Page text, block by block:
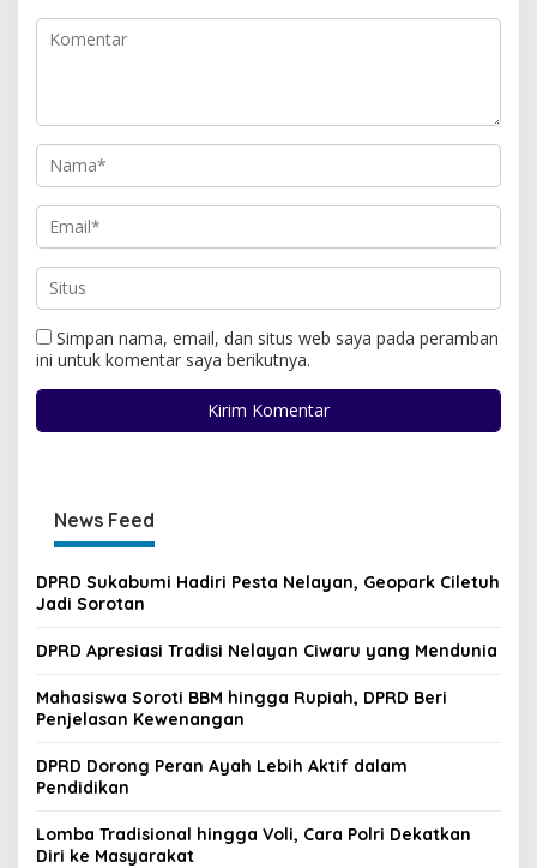
Simpan nama, email, dan situs web saya pada peramban
ini untuk komentar saya berikutnya.
News Feed
DPRD Sukabumi Hadiri Pesta Nelayan, Geopark Ciletuh
Jadi Sorotan
DPRD Apresiasi Tradisi Nelayan Ciwaru yang Mendunia
Mahasiswa Soroti BBM hingga Rupiah, DPRD Beri
Penjelasan Kewenangan
DPRD Dorong Peran Ayah Lebih Aktif dalam
Pendidikan
Lomba Tradisional hingga Voli, Cara Polri Dekatkan
Diri ke Masyarakat